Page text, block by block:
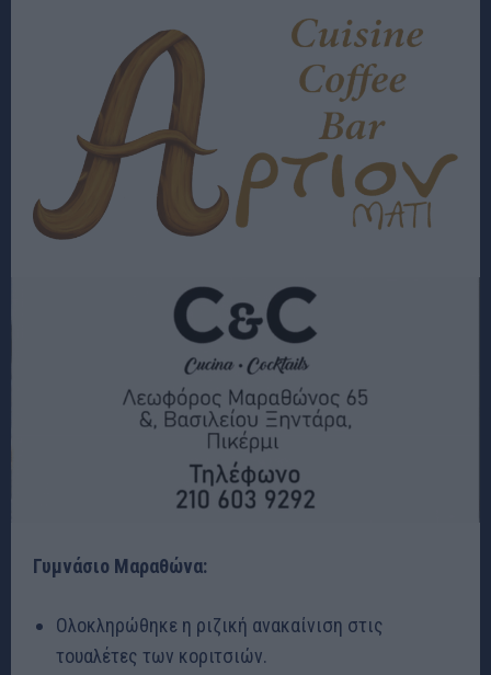
Γυμνάσιο Μαραθώνα:
Ολοκληρώθηκε η ριζική ανακαίνιση στις
τουαλέτες των κοριτσιών.